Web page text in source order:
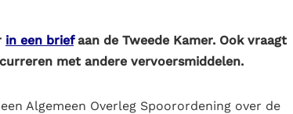
in een briefaan de Tweede Kamer. Ook vraagt
met andere vervoersmiddelen.
Algemeen Overleg Spoorordening over de